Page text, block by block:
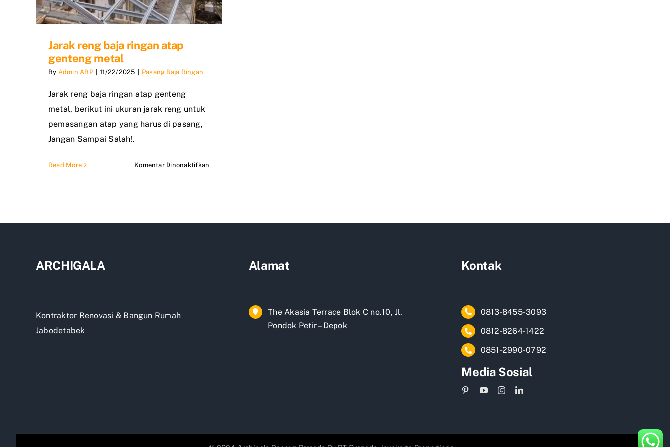
Jarak reng baja ringan atap
genteng metal
By Admin ABP | 11/22/2025 | Pasang Baja Ringan
Jarak reng baja ringan atap genteng
metal, berikut ini ukuran jarak reng untuk
pemasangan atap yang harus di pasang,
Jangan Sampai Salah!.
Read More Komentar Dinonaktifkan
atap
ARCHIGALA
Kontraktor Renovasi & Bangun Rumah
Jabodetabek
Alamat
The Akasia Terrace Blok C no.10, Jl.
Pondok Petir – Depok
Kontak
0813-8455-3093
0812-8264-1422
0851-2990-0792
Media Sosial